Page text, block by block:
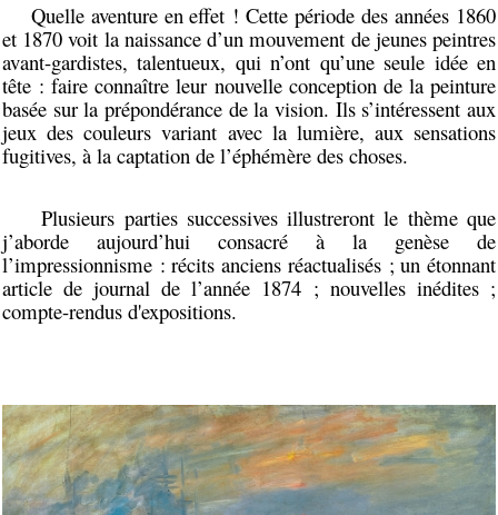
Quelle aventure en effet ! Cette période des années 1860
et 1870 voit la naissance d’un mouvement de jeunes peintres
avant-gardistes, talentueux, qui n’ont qu’une seule idée en
tête : faire connaître leur nouvelle conception de la peinture
basée sur la prépondérance de la vision. Ils s’intéressent aux
jeux des couleurs variant avec la lumière, aux sensations
fugitives, à la captation de l’éphémère des choses.
Plusieurs parties successives illustreront le thème que
j’aborde aujourd’hui consacré à la genèse de
l’impressionnisme : récits anciens réactualisés ; un étonnant
article de journal de l’année 1874 ; nouvelles inédites ;
compte-rendus d'expositions.